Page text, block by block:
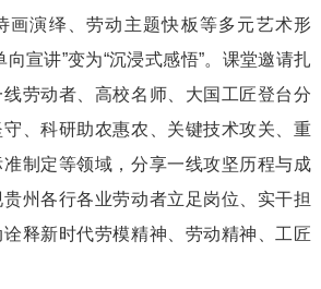
画演绎、劳动主题快板等多元艺术形
宣讲”变为“沉浸式感悟”。课堂邀请扎
劳动者、高校名师、大国工匠登台分
、科研助农惠农、关键技术攻关、重
制定等领域，分享一线攻坚历程与成
州各行各业劳动者立足岗位、实干担
释新时代劳模精神、劳动精神、工匠